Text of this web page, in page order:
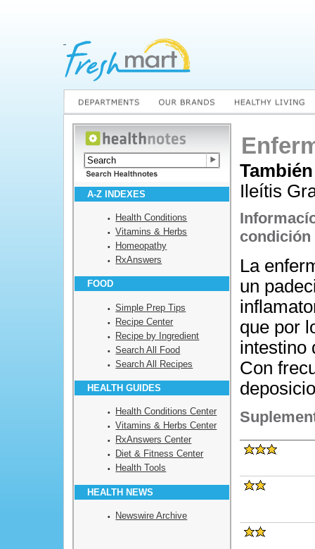
A-Z INDEXES
Health Conditions
Vitamins & Herbs
Homeopathy
RxAnswers
FOOD
Simple Prep Tips
Recipe Center
Recipe by Ingredient
Search All Food
Search All Recipes
HEALTH GUIDES
Health Conditions Center
Vitamins & Herbs Center
RxAnswers Center
Diet & Fitness Center
Health Tools
HEALTH NEWS
Newswire Archive
Ileítis
condición
La
un
que por
intestino
Con